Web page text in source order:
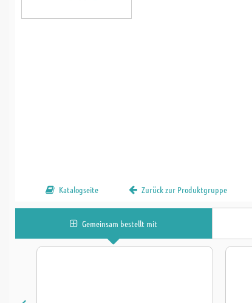
Katalogseite Zurück zur Produktgruppe
Gemeinsam bestellt mit